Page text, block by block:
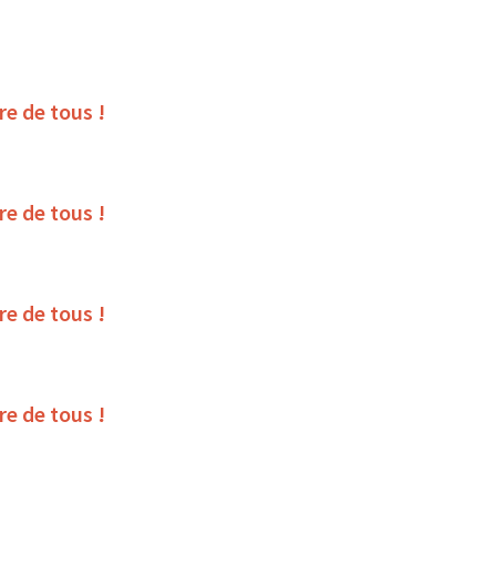
de tous !
de tous !
de tous !
de tous !